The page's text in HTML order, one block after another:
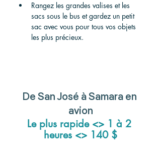
Rangez les grandes valises et les
sacs sous le bus et gardez un petit
sac avec vous pour tous vos objets
les plus précieux.
De San José à Samara en
avion
Le plus rapide <> 1 à 2
heures <> 140 $